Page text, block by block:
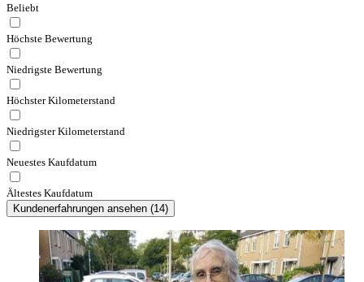
Beliebt
Höchste Bewertung
Niedrigste Bewertung
Höchster Kilometerstand
Niedrigster Kilometerstand
Neuestes Kaufdatum
Ältestes Kaufdatum
Kundenerfahrungen ansehen (14)